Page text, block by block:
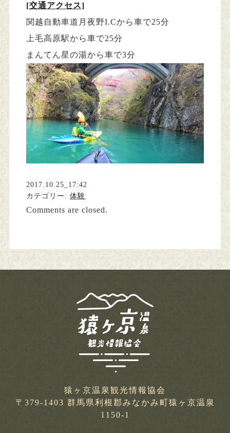
[交通アクセス]
関越自動車道月夜野I.Cから車で25分
上毛高原駅から車で25分
まんてん星の湯から車で3分
2017.10.25_17:42
カテゴリー: 体験
Comments are closed.
猿ヶ京温泉観光情報協会
〒379-1403 群馬県利根郡みなかみ町猿ヶ京温泉
1150-1